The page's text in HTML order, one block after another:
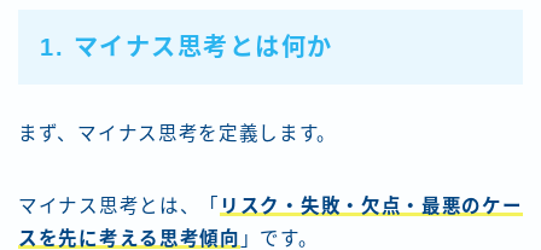
1. マイナス思考とは何か
まず、マイナス思考を定義します。
マイナス思考とは、「 リスク・失敗・欠点・最悪のケー
スを先に考える思考傾向 」です。